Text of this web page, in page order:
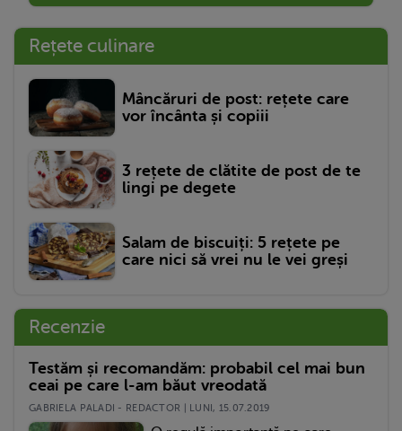
Rețete culinare
Mâncăruri de post: rețete care
vor încânta și copiii
3 rețete de clătite de post de te
lingi pe degete
Salam de biscuiți: 5 rețete pe
care nici să vrei nu le vei greși
Recenzie
Testăm și recomandăm: probabil cel mai bun
ceai pe care l-am băut vreodată
GABRIELA PALADI - REDACTOR | LUNI, 15.07.2019